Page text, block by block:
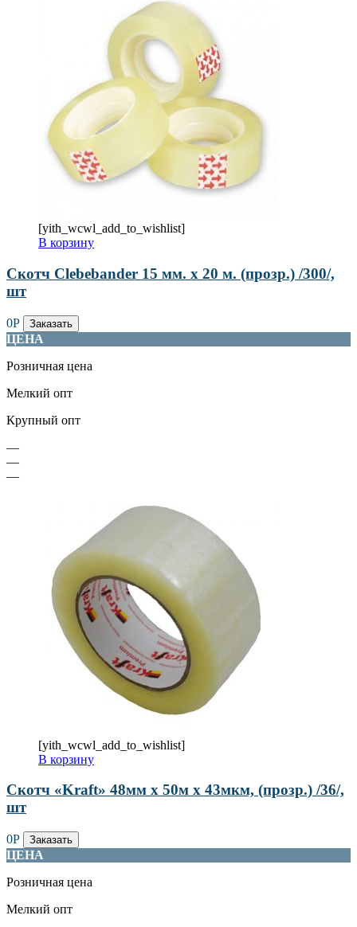
[yith_wcwl_add_to_wishlist]
В корзину
Скотч Clebebander 15 мм. х 20 м. (прозр.) /300/,
шт
0Р Заказать
ЦЕНА
Розничная цена
Мелкий опт
Крупный опт
—
—
—
[yith_wcwl_add_to_wishlist]
В корзину
Скотч «Kraft» 48мм х 50м х 43мкм, (прозр.) /36/,
шт
0Р Заказать
ЦЕНА
Розничная цена
Мелкий опт